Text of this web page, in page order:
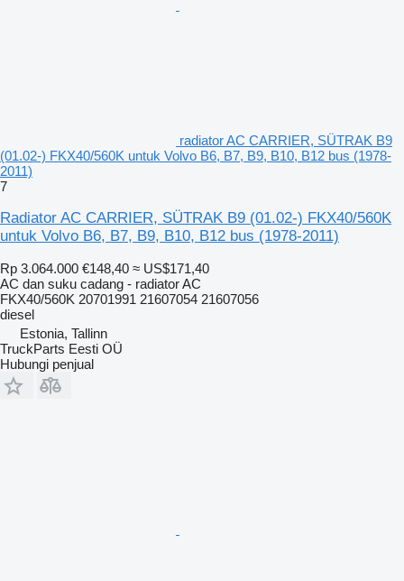
radiator AC CARRIER, SÜTRAK B9
(01.02-) FKX40/560K untuk Volvo B6, B7, B9, B10, B12 bus (1978-
2011)
7
Radiator AC CARRIER, SÜTRAK B9 (01.02-) FKX40/560K
untuk Volvo B6, B7, B9, B10, B12 bus (1978-2011)
Rp 3.064.000 €148,40 ≈ US$171,40
AC dan suku cadang - radiator AC
FKX40/560K 20701991 21607054 21607056
diesel
Estonia, Tallinn
TruckParts Eesti OÜ
Hubungi penjual